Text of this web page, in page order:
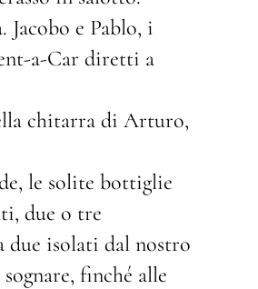
Jacobo e Pablo, i
a-Car diretti a
chitarra di Arturo,
le solite bottiglie
due o tre
due isolati dal nostro
finché alle